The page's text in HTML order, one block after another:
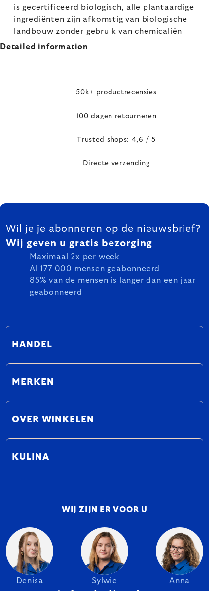
is gecertificeerd biologisch, alle plantaardige
ingrediënten zijn afkomstig van biologische
landbouw zonder gebruik van chemicaliën
Detailed information
50k+ productrecensies
100 dagen retourneren
Trusted shops: 4,6 / 5
Directe verzending
FOOTER
Wil je je abonneren op de nieuwsbrief?
Wij geven u gratis bezorging
Maximaal 2x per week
Al 177 000 mensen geabonneerd
85% van de mensen is langer dan een jaar
geabonneerd
HANDEL
MERKEN
OVER WINKELEN
KULINA
WIJ ZIJN ER VOOR U
Denisa Sylwie Anna